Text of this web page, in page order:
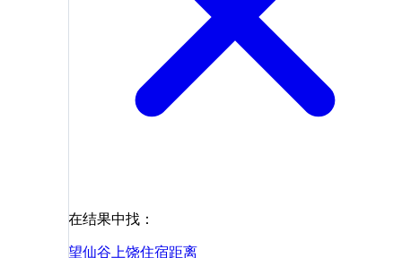
在结果中找：
望仙谷 上饶住宿距离